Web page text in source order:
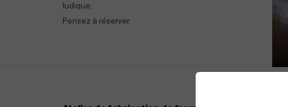
ludique.
Pensez à réserver.